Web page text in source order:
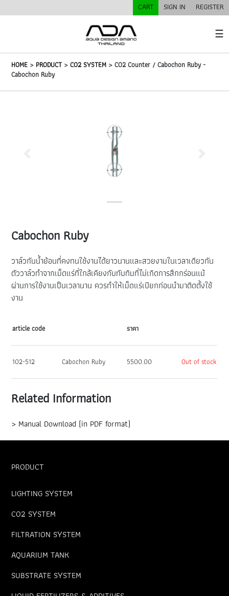
CART SIGN IN REGISTER
☰
HOME > PRODUCT >CO2 SYSTEM > CO2 Counter / Cabochon Ruby -
Cabochon Ruby
Cabochon Ruby
วาล์วกันน้ำย้อนที่คงทนใช้งานได้ยาวนานและสวยงามในเวลาเดียวกัน
ตัววาล์วทำจากเม็ดแร่ที่ใกล้เคียงกับทับทิมที่ไม่เกิดการสึกกร่อนแม้
ผ่านการใช้งานเป็นเวลานาน ควรทำให้เม็ดแร่เปียกก่อนนำมาติดตั้งใช้
งาน
article code ราคา
102-512 Cabochon Ruby 5500.00 Out of stock
Related Information
> Manual Download (in PDF format)
PRODUCT
LIGHTING SYSTEM
CO2 SYSTEM
FILTRATION SYSTEM
AQUARIUM TANK
SUBSTRATE SYSTEM